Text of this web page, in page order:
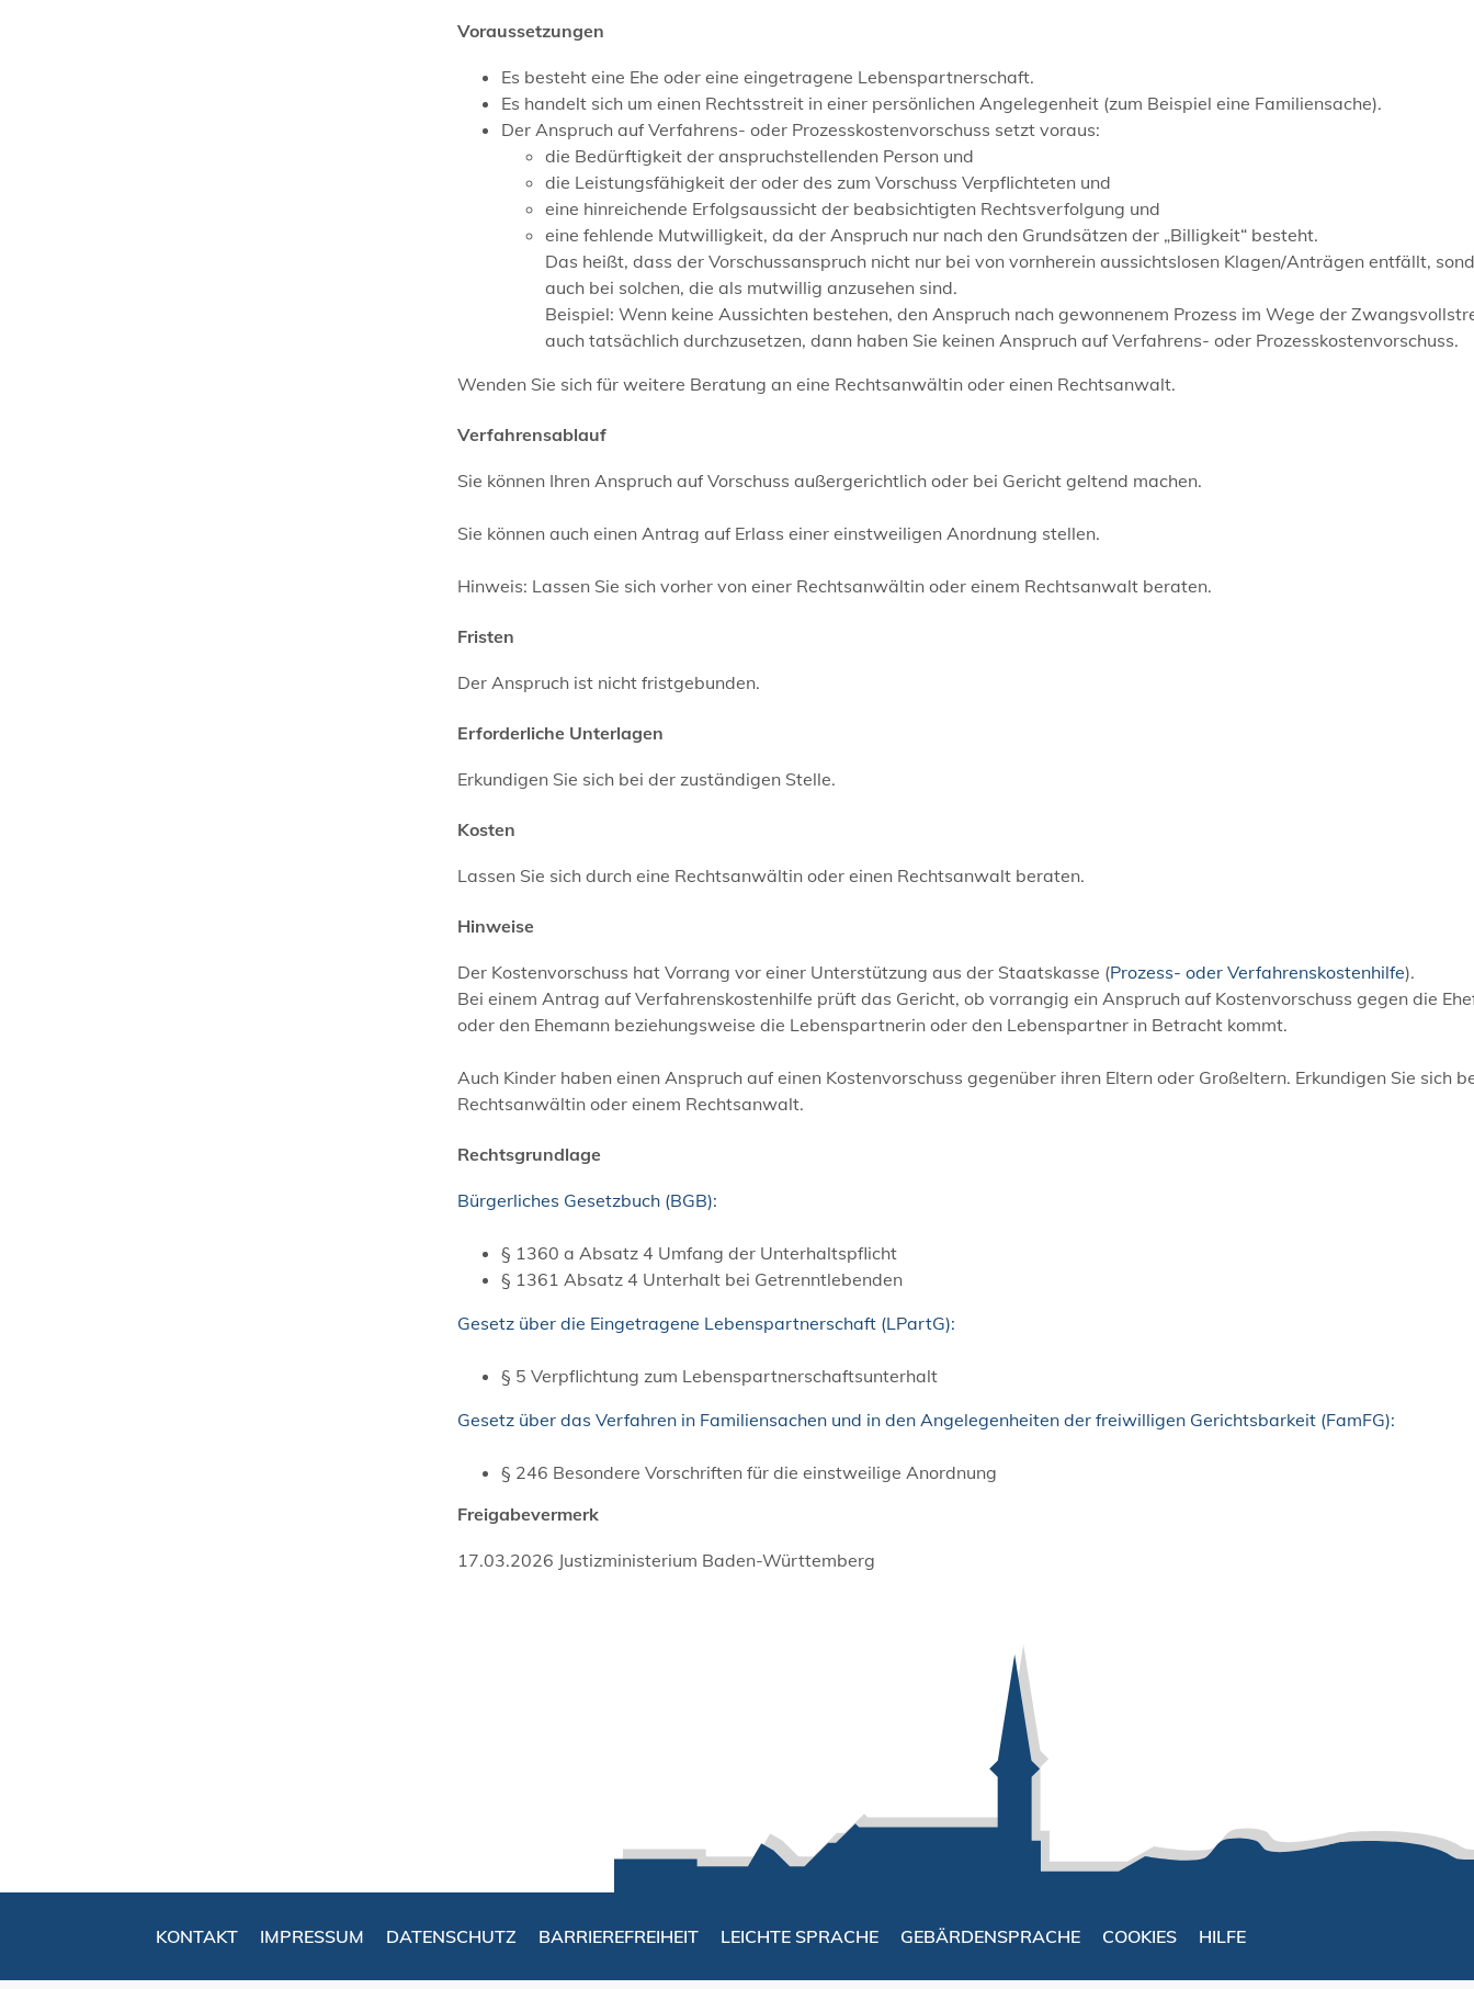
Voraussetzungen
Es besteht eine Ehe oder eine eingetragene Lebenspartnerschaft.
Es handelt sich um einen Rechtsstreit in einer persönlichen Angelegenheit (zum Beispiel eine Familiensache).
Der Anspruch auf Verfahrens- oder Prozesskostenvorschuss setzt voraus:
die Bedürftigkeit der anspruchstellenden Person und
die Leistungsfähigkeit der oder des zum Vorschuss Verpflichteten und
eine hinreichende Erfolgsaussicht der beabsichtigten Rechtsverfolgung und
eine fehlende Mutwilligkeit, da der Anspruch nur nach den Grundsätzen der „Billigkeit“ besteht.
Das heißt, dass der Vorschussanspruch nicht nur bei von vornherein aussichtslosen Klagen/Anträgen entfällt,
auch bei solchen, die als mutwillig anzusehen sind.
Beispiel: Wenn keine Aussichten bestehen, den Anspruch nach gewonnenem Prozess im Wege der
auch tatsächlich durchzusetzen, dann haben Sie keinen Anspruch auf Verfahrens- oder Prozesskostenvorschuss.
Wenden Sie sich für weitere Beratung an eine Rechtsanwältin oder einen Rechtsanwalt.
Verfahrensablauf
Sie können Ihren Anspruch auf Vorschuss außergerichtlich oder bei Gericht geltend machen.
Sie können auch einen Antrag auf Erlass einer einstweiligen Anordnung stellen.
Hinweis: Lassen Sie sich vorher von einer Rechtsanwältin oder einem Rechtsanwalt beraten.
Fristen
Der Anspruch ist nicht fristgebunden.
Erforderliche Unterlagen
Erkundigen Sie sich bei der zuständigen Stelle.
Kosten
Lassen Sie sich durch eine Rechtsanwältin oder einen Rechtsanwalt beraten.
Hinweise
Der Kostenvorschuss hat Vorrang vor einer Unterstützung aus der Staatskasse (Prozess- oder Verfahrenskostenhilfe).
Bei einem Antrag auf Verfahrenskostenhilfe prüft das Gericht, ob vorrangig ein Anspruch auf Kostenvorschuss gegen die
oder den Ehemann beziehungsweise die Lebenspartnerin oder den Lebenspartner in Betracht kommt.
Auch Kinder haben einen Anspruch auf einen Kostenvorschuss gegenüber ihren Eltern oder Großeltern. Erkundigen Sie sich
Rechtsanwältin oder einem Rechtsanwalt.
Rechtsgrundlage
Bürgerliches Gesetzbuch (BGB):
§ 1360 a Absatz 4 Umfang der Unterhaltspflicht
§ 1361 Absatz 4 Unterhalt bei Getrenntlebenden
Gesetz über die Eingetragene Lebenspartnerschaft (LPartG):
§ 5 Verpflichtung zum Lebenspartnerschaftsunterhalt
Gesetz über das Verfahren in Familiensachen und in den Angelegenheiten der freiwilligen Gerichtsbarkeit (FamFG):
§ 246 Besondere Vorschriften für die einstweilige Anordnung
Freigabevermerk
17.03.2026 Justizministerium Baden-Württemberg
KONTAKT IMPRESSUM DATENSCHUTZ BARRIEREFREIHEIT LEICHTE SPRACHE GEBÄRDENSPRACHE COOKIES HILFE